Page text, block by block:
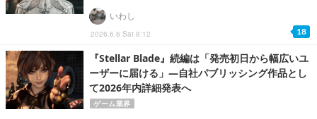
2026.6.6 Sat 8:12
いわし
18
『Stellar Blade』続編は「発売初日から幅広いユ
ーザーに届ける」―自社パブリッシング作品とし
て2026年内詳細発表へ
ゲーム業界